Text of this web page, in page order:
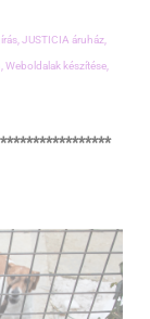
JUSTICIA áruház,
Weboldalak készítése,